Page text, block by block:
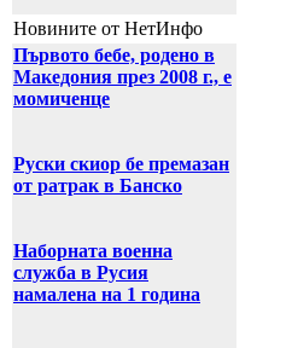
Новините от НетИнфо
Първото бебе, родено в
Македония през 2008 г., е
момиченце
Руски скиор бе премазан
от ратрак в Банско
Наборната военна
служба в Русия
намалена на 1 година